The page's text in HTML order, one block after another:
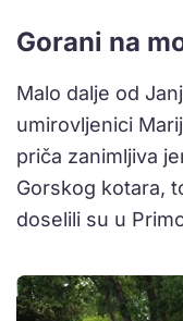
Gorani na
Malo dalje od
umirovljenici
priča zanimljiva
Gorskog kotara,
doselili su u